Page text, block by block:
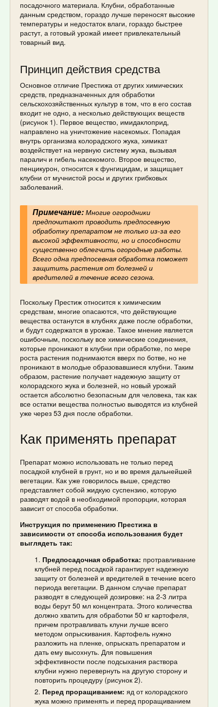
посадочного материала. Клубни, обработанные
данным средством, гораздо лучше переносят высокие
температуры и недостаток влаги, гораздо быстрее
растут, а готовый урожай имеет привлекательный
товарный вид.
Принцип действия средства
Основное отличие Престижа от других химических
средств, предназначенных для обработки
сельскохозяйственных культур в том, что в его состав
входит не одно, а несколько действующих веществ
(рисунок 1). Первое вещество, имидаклоприд,
направлено на уничтожение насекомых. Попадая
внутрь организма колорадского жука, химикат
воздействует на нервную систему жука, вызывая
паралич и гибель насекомого. Второе вещество,
пенцикурон, относится к фунгицидам, и защищает
клубни от мучнистой росы и других грибковых
заболеваний.
Примечание:Многие огородники
предпочитают проводить предпосевную
обработку препаратом не только из-за его
высокой эффективности, но и способности
существенно облегчить огородные работы.
Всего одна предпосевная обработка поможет
защитить растения от болезней и
вредителей в течение всего сезона.
Поскольку Престиж относится к химическим
средствам, многие опасаются, что действующие
вещества останутся в клубнях даже после обработки,
и будут содержатся в урожае. Такое мнение является
ошибочным, поскольку все химические соединения,
которые проникают в клубни при обработке, по мере
роста растения поднимаются вверх по ботве, но не
проникают в молодые образовавшиеся клубни. Таким
образом, растение получает надежную защиту от
колорадского жука и болезней, но новый урожай
остается абсолютно безопасным для человека, так как
все остатки вещества полностью выводятся из клубней
уже через 53 дня после обработки.
Как применять препарат
Препарат можно использовать не только перед
посадкой клубней в грунт, но и во время дальнейшей
вегетации. Как уже говорилось выше, средство
представляет собой жидкую суспензию, которую
разводят водой в необходимой пропорции, которая
зависит от способа обработки.
Инструкция по применению Престижа в
зависимости от способа использования будет
выглядеть так:
Предпосадочная обработка: протравливание
клубней перед посадкой гарантирует надежную
защиту от болезней и вредителей в течение всего
периода вегетации. В данном случае препарат
разводят в следующей дозировке: на 2-3 литра
воды берут 50 мл концентрата. Этого количества
должно хватить для обработки 50 кг картофеля,
причем протравливать клуни лучше всего
методом опрыскивания. Картофель нужно
разложить на пленке, опрыскать препаратом и
дать ему высохнуть. Для повышения
эффективности после подсыхания раствора
клубни нужно перевернуть на другую сторону и
повторить процедуру (рисунок 2).
Перед проращиванием: яд от колорадского
жука можно применять и перед проращиванием